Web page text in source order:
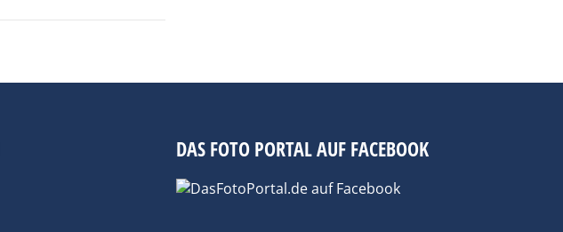
DAS FOTO PORTAL AUF FACEBOOK